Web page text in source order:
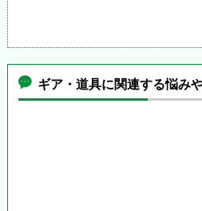
ギア・道具に関連する悩み